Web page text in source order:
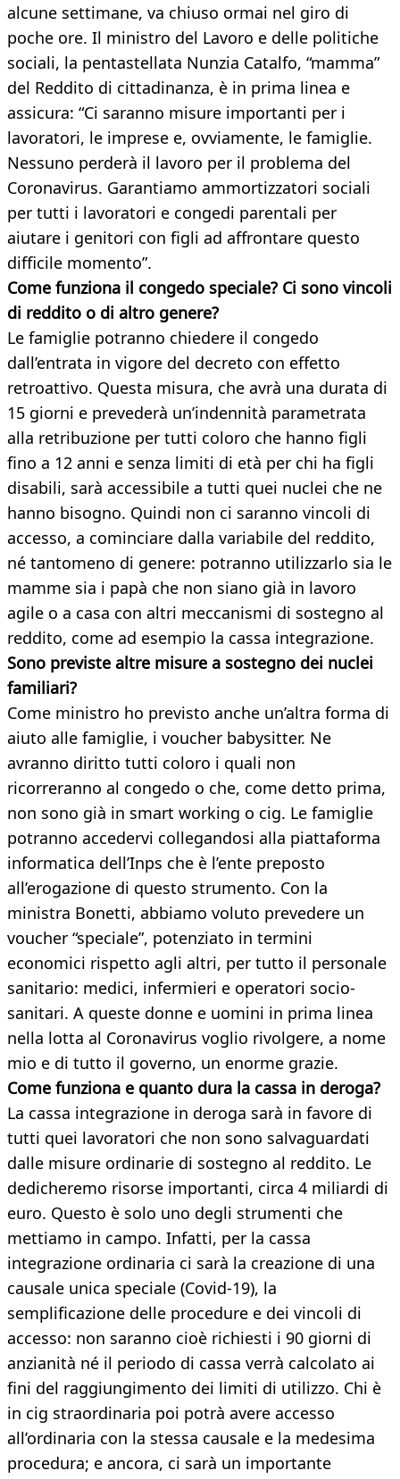
alcune settimane, va chiuso ormai nel giro di
poche ore. Il ministro del Lavoro e delle politiche
sociali, la pentastellata Nunzia Catalfo, “mamma”
del Reddito di cittadinanza, è in prima linea e
assicura: “Ci saranno misure importanti per i
lavoratori, le imprese e, ovviamente, le famiglie.
Nessuno perderà il lavoro per il problema del
Coronavirus. Garantiamo ammortizzatori sociali
per tutti i lavoratori e congedi parentali per
aiutare i genitori con figli ad affrontare questo
difficile momento”.
Come funziona il congedo speciale? Ci sono vincoli
di reddito o di altro genere?
Le famiglie potranno chiedere il congedo
dall’entrata in vigore del decreto con effetto
retroattivo. Questa misura, che avrà una durata di
15 giorni e prevederà un’indennità parametrata
alla retribuzione per tutti coloro che hanno figli
fino a 12 anni e senza limiti di età per chi ha figli
disabili, sarà accessibile a tutti quei nuclei che ne
hanno bisogno. Quindi non ci saranno vincoli di
accesso, a cominciare dalla variabile del reddito,
né tantomeno di genere: potranno utilizzarlo sia le
mamme sia i papà che non siano già in lavoro
agile o a casa con altri meccanismi di sostegno al
reddito, come ad esempio la cassa integrazione.
Sono previste altre misure a sostegno dei nuclei
familiari?
Come ministro ho previsto anche un’altra forma di
aiuto alle famiglie, i voucher babysitter. Ne
avranno diritto tutti coloro i quali non
ricorreranno al congedo o che, come detto prima,
non sono già in smart working o cig. Le famiglie
potranno accedervi collegandosi alla piattaforma
informatica dell’Inps che è l’ente preposto
all’erogazione di questo strumento. Con la
ministra Bonetti, abbiamo voluto prevedere un
voucher “speciale”, potenziato in termini
economici rispetto agli altri, per tutto il personale
sanitario: medici, infermieri e operatori socio-
sanitari. A queste donne e uomini in prima linea
nella lotta al Coronavirus voglio rivolgere, a nome
mio e di tutto il governo, un enorme grazie.
Come funziona e quanto dura la cassa in deroga?
La cassa integrazione in deroga sarà in favore di
tutti quei lavoratori che non sono salvaguardati
dalle misure ordinarie di sostegno al reddito. Le
dedicheremo risorse importanti, circa 4 miliardi di
euro. Questo è solo uno degli strumenti che
mettiamo in campo. Infatti, per la cassa
integrazione ordinaria ci sarà la creazione di una
causale unica speciale (Covid-19), la
semplificazione delle procedure e dei vincoli di
accesso: non saranno cioè richiesti i 90 giorni di
anzianità né il periodo di cassa verrà calcolato ai
fini del raggiungimento dei limiti di utilizzo. Chi è
in cig straordinaria poi potrà avere accesso
all’ordinaria con la stessa causale e la medesima
procedura; e ancora, ci sarà un importante